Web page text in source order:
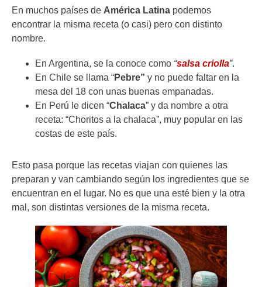
En muchos países de América Latina podemos
encontrar la misma receta (o casi) pero con distinto
nombre.
En Argentina, se la conoce como “salsa criolla”.
En Chile se llama “Pebre” y no puede faltar en la
mesa del 18 con unas buenas empanadas.
En Perú le dicen “Chalaca” y da nombre a otra
receta: “Choritos a la chalaca”, muy popular en las
costas de este país.
Esto pasa porque las recetas viajan con quienes las
preparan y van cambiando según los ingredientes que se
encuentran en el lugar. No es que una esté bien y la otra
mal, son distintas versiones de la misma receta.